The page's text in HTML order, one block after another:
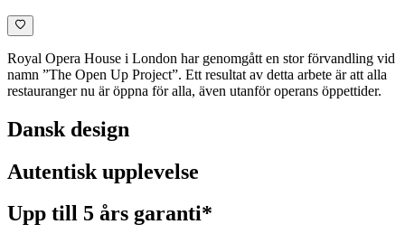
Royal Opera House i London har genomgått en stor förvandling vid
namn ”The Open Up Project”. Ett resultat av detta arbete är att alla
restauranger nu är öppna för alla, även utanför operans öppettider.
Dansk design
Autentisk upplevelse
Upp till 5 års garanti*